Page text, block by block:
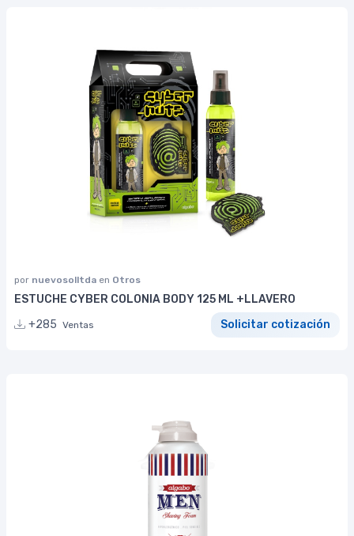
por nuevosolltda en Otros
ESTUCHE CYBER COLONIA BODY 125 ML +LLAVERO
+285 Ventas Solicitar cotización